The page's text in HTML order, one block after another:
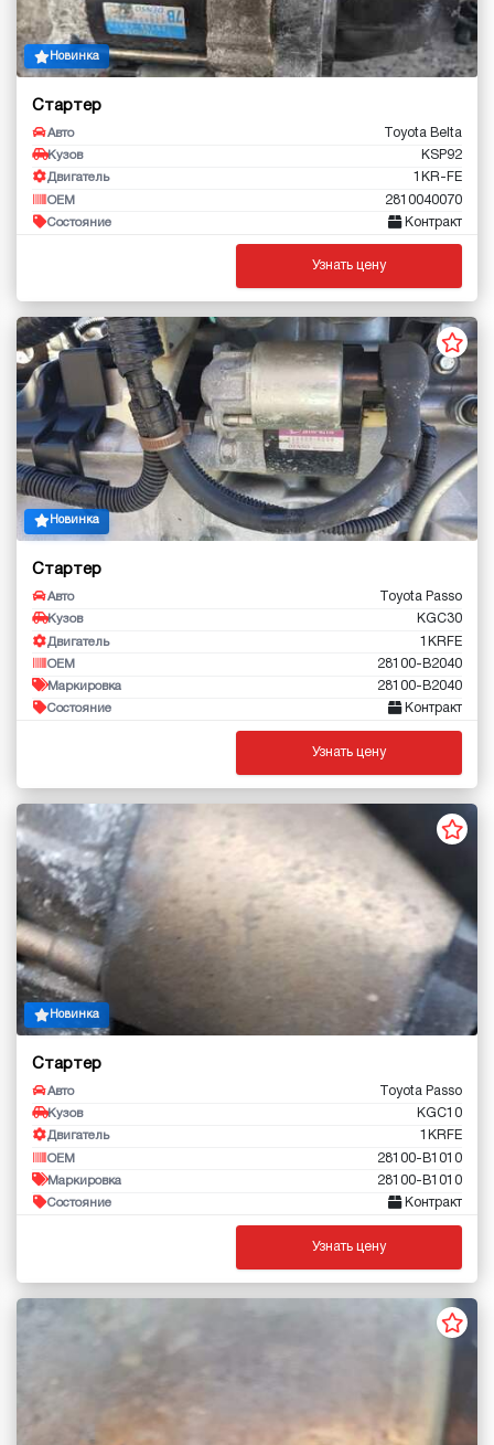
Новинка
Стартер
Авто Toyota Belta
Кузов KSP92
Двигатель 1KR-FE
OEM 2810040070
Состояние Контракт
Узнать цену
Новинка
Стартер
Авто Toyota Passo
Кузов KGC30
Двигатель 1KRFE
OEM 28100-B2040
Маркировка 28100-B2040
Состояние Контракт
Узнать цену
Новинка
Стартер
Авто Toyota Passo
Кузов KGC10
Двигатель 1KRFE
OEM 28100-B1010
Маркировка 28100-B1010
Состояние Контракт
Узнать цену